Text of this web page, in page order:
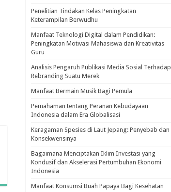
Penelitian Tindakan Kelas Peningkatan
Keterampilan Berwudhu
Manfaat Teknologi Digital dalam Pendidikan:
Peningkatan Motivasi Mahasiswa dan Kreativitas
Guru
Analisis Pengaruh Publikasi Media Sosial Terhadap
Rebranding Suatu Merek
Manfaat Bermain Musik Bagi Pemula
Pemahaman tentang Peranan Kebudayaan
Indonesia dalam Era Globalisasi
Keragaman Spesies di Laut Jepang: Penyebab dan
Konsekwensinya
Bagaimana Menciptakan Iklim Investasi yang
Kondusif dan Akselerasi Pertumbuhan Ekonomi
Indonesia
Manfaat Konsumsi Buah Papaya Bagi Kesehatan